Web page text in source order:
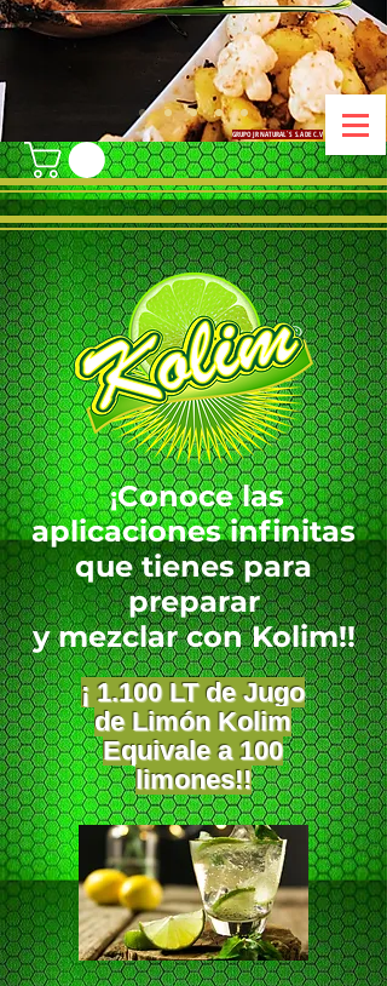
GRUPO JR NATURAL`S S.A DE C.V
¡Conoce las
aplicaciones infinitas
que tienes para
preparar
ymezclarconKolim!!
¡ 1.100 LT de Jugo
de Limón Kolim
Equivale a 100
limones!!